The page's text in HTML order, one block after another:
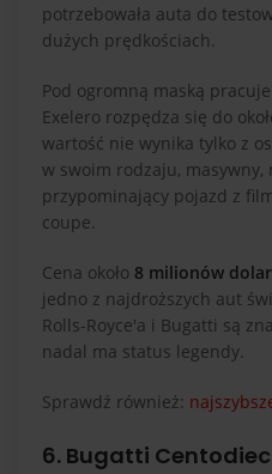
potrzebowała auta do
dużych prędkościach.
Pod ogromną maską pracuje
Exelero rozpędza się do
wartość nie wynika tylko z
w swoim rodzaju, masywny,
przypominający pojazd z
coupe.
Cena około 8 milionów
jedno z najdroższych aut
Rolls-Royce'a i Bugatti są
nadal ma status legendy.
Sprawdź również:
6. Bugatti